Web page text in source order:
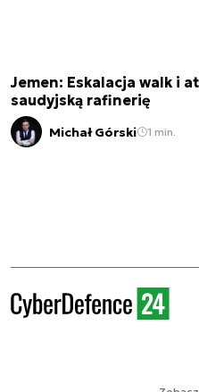
Jemen: Eskalacja walk i
saudyjską rafinerię
Michał Górski 1 min.